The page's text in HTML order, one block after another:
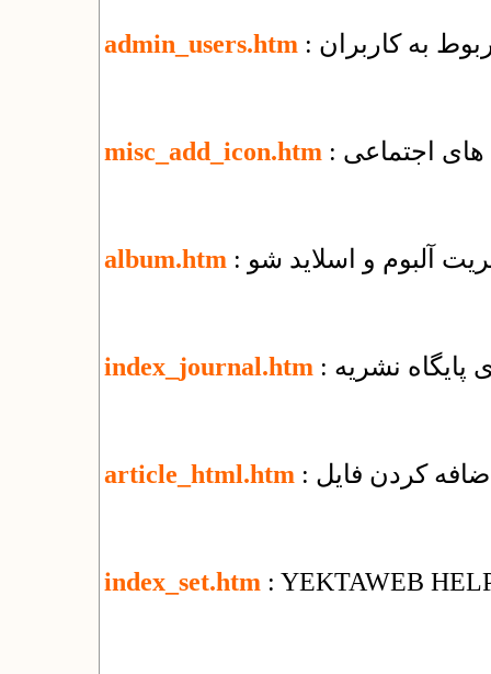
admin_users.htm به کاربران
misc_add_icon.htm اجتماعی
album.htm آلبوم و اسلاید شو
index_journal.htm پایگاه نشریه
article_html.htm
index_set.htm : YEKTAWEB